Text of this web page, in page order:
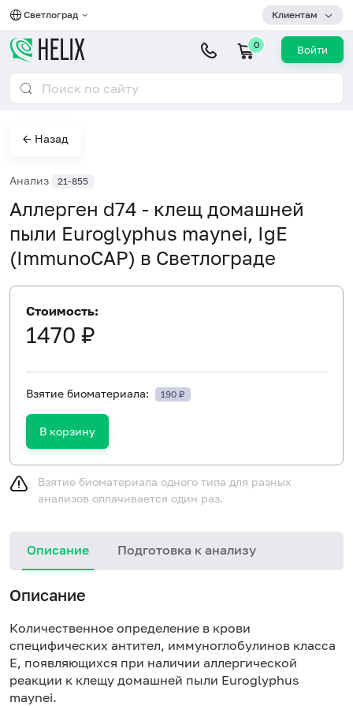
Светлоград Клиентам
0 Войти
← Назад
Анализ 21-855
Аллерген d74 - клещ домашней
пыли Euroglyphus maynei, IgE
(ImmunoCAP) в Светлограде
Стоимость:
1470 ₽
Взятие биоматериала: 190 ₽
В корзину
Взятие биоматериала одного типа для разных
анализов оплачивается один раз.
Описание Подготовка к анализу
Описание
Количественное определение в крови
специфических антител, иммуноглобулинов класса
E, появляющихся при наличии аллергической
реакции к клещу домашней пыли Euroglyphus
maynei.